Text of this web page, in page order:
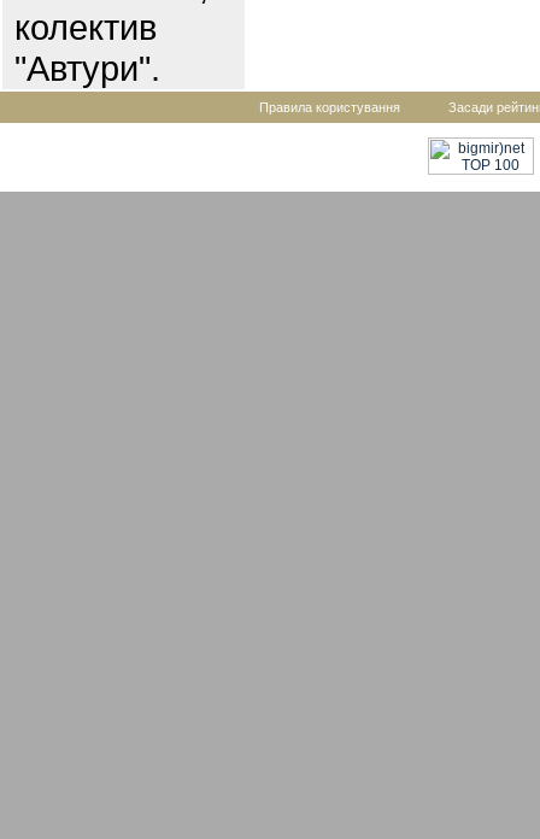
колектив
"Автури".
Правила користування Засади